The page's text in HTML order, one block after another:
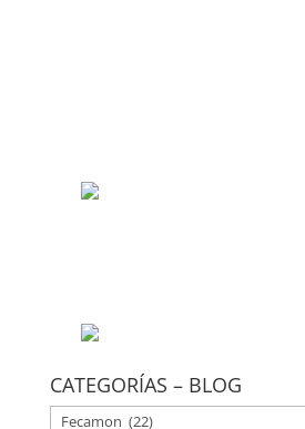
CATEGORÍAS – BLOG
CATEGORÍAS